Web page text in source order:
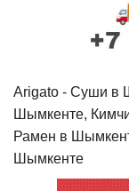
Arigato - Cуши в
Шымкенте,
Рамен в
Шымкенте